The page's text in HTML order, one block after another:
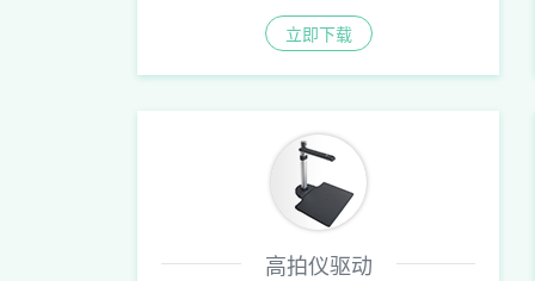
立即下载
高拍仪驱动